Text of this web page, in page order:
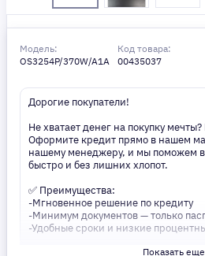
Модель:
OS3254P/370W/A1A
Код товара:
00435037
Дорогие покупатели!
Не хватает денег на покупку
Оформите кредит прямо в нашем
нашему менеджеру, и мы поможем
быстро и без лишних хлопот.
✅ Преимущества:
-Мгновенное решение по кредиту
-Минимум документов — только
-Удобные сроки и низкие
Не откладывайте свои желания на
Показать